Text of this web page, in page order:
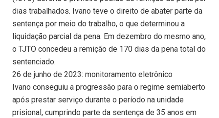
dias trabalhados. Ivano teve o direito de abater parte da
sentença por meio do trabalho, o que determinou a
liquidação parcial da pena. Em dezembro do mesmo ano,
o TJTO concedeu a remição de 170 dias da pena total do
sentenciado.
26 de junho de 2023: monitoramento eletrônico
Ivano conseguiu a progressão para o regime semiaberto
após prestar serviço durante o período na unidade
prisional, cumprindo parte da sentença de 35 anos em